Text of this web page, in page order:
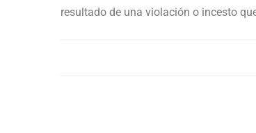
resultado de una violación o incesto